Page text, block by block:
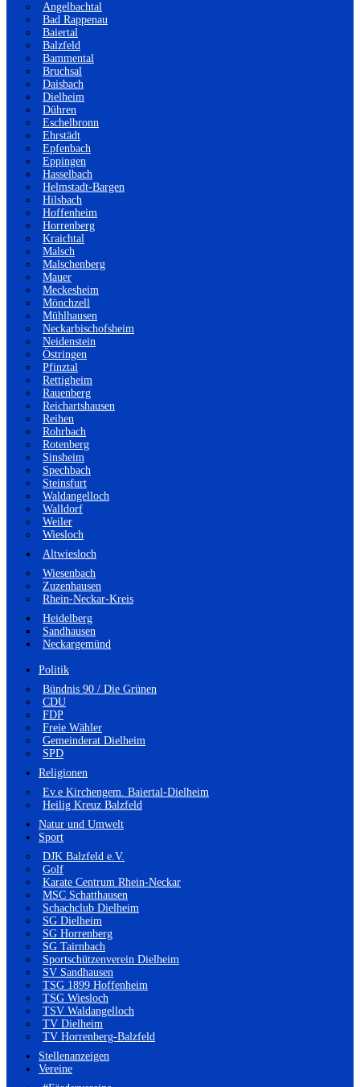
Angelbachtal
Bad Rappenau
Baiertal
Balzfeld
Bammental
Bruchsal
Daisbach
Dielheim
Dühren
Eschelbronn
Ehrstädt
Epfenbach
Eppingen
Hasselbach
Helmstadt-Bargen
Hilsbach
Hoffenheim
Horrenberg
Kraichtal
Malsch
Malschenberg
Mauer
Meckesheim
Mönchzell
Mühlhausen
Neckarbischofsheim
Neidenstein
Östringen
Pfinztal
Rettigheim
Rauenberg
Reichartshausen
Reihen
Rohrbach
Rotenberg
Sinsheim
Spechbach
Steinsfurt
Waldangelloch
Walldorf
Weiler
Wiesloch
Altwiesloch
Wiesenbach
Zuzenhausen
Rhein-Neckar-Kreis
Heidelberg
Sandhausen
Neckargemünd
Politik
Bündnis 90 / Die Grünen
CDU
FDP
Freie Wähler
Gemeinderat Dielheim
SPD
Religionen
Ev.e Kirchengem. Baiertal-Dielheim
Heilig Kreuz Balzfeld
Natur und Umwelt
Sport
DJK Balzfeld e.V.
Golf
Karate Centrum Rhein-Neckar
MSC Schatthausen
Schachclub Dielheim
SG Dielheim
SG Horrenberg
SG Tairnbach
Sportschützenverein Dielheim
SV Sandhausen
TSG 1899 Hoffenheim
TSG Wiesloch
TSV Waldangelloch
TV Dielheim
TV Horrenberg-Balzfeld
Stellenanzeigen
Vereine